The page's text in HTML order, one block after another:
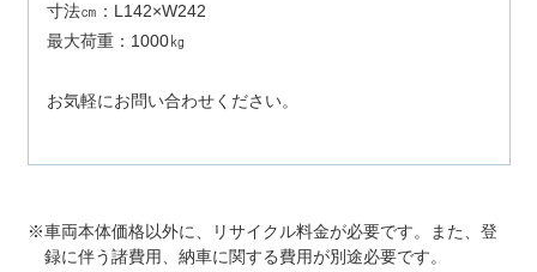
寸法㎝：L142×W242
最大荷重：1000㎏
お気軽にお問い合わせください。
車両本体価格以外に、リサイクル料金が必要です。また、登
録に伴う諸費用、納車に関する費用が別途必要です。